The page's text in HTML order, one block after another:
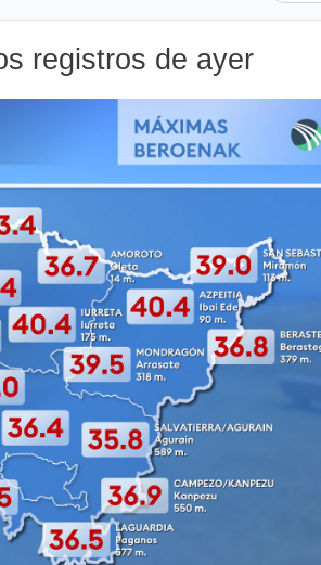
registros de ayer